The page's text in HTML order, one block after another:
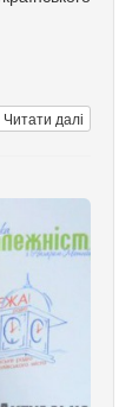
Читати далі